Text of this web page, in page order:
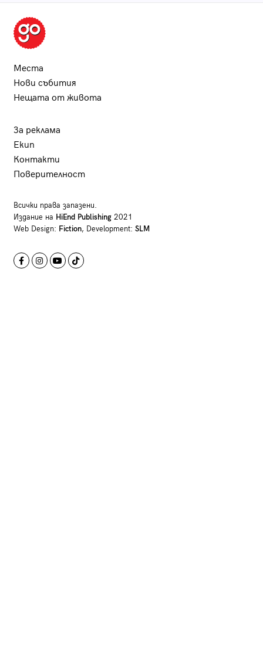
Места
Нови събития
Нещата от живота
За реклама
Екип
Контакти
Поверителност
Всички права запазени.
Издание на HiEnd Publishing2021
Web Design: Fiction, Development: SLM